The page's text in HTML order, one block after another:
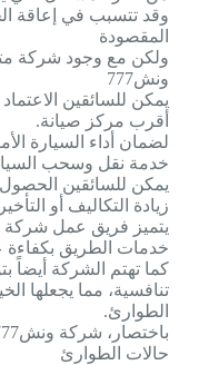
وقد تتسبب في إعاقة
المقصودة
ولكن مع وجود شركة
ونش777
يمكن للسائقين
أقرب مركز صيانة.
لضمان أداء السيارة
خدمة نقل وسحب
يمكن للسائقين
زيادة التكاليف أو
خدمات الطريق بكفاءة
كما تهتم الشركة أيضاً
تنافسية، مما يجعلها
الطوارئ.
حالات الطوارئ